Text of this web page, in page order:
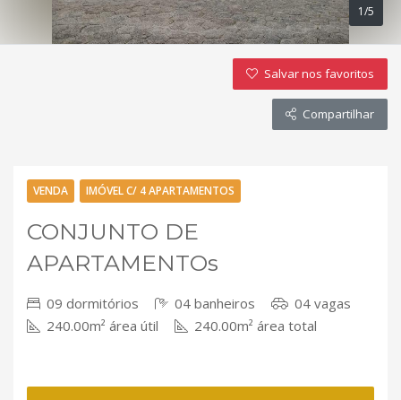
1/5
Salvar nos favoritos
Compartilhar
VENDA IMÓVEL C/ 4 APARTAMENTOS
CONJUNTO DE
APARTAMENTOs
09 dormitórios 04 banheiros
04 vagas
240.00m² área útil
240.00m² área total